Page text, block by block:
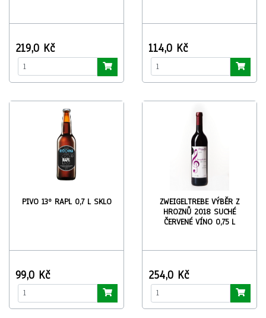
219,0 Kč 114,0 Kč
PIVO 13º RAPL 0,7 L SKLO
99,0 Kč
ZWEIGELTREBE VÝBĚR Z
HROZNŮ 2018 SUCHÉ
ČERVENÉ VÍNO 0,75 L
254,0 Kč